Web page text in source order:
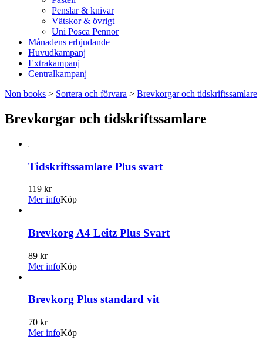
Penslar & knivar
Vätskor & övrigt
Uni Posca Pennor
Månadens erbjudande
Huvudkampanj
Extrakampanj
Centralkampanj
Non books > Sortera och förvara > Brevkorgar och tidskriftssamlare
Brevkorgar och tidskriftssamlare
Tidskriftssamlare Plus svart
119 kr
Mer infoKöp
Brevkorg A4 Leitz Plus Svart
89 kr
Mer infoKöp
Brevkorg Plus standard vit
70 kr
Mer infoKöp